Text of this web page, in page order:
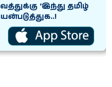
‘இந்து தமிழ்